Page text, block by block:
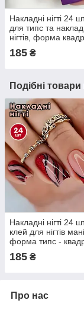
Накладні нігті 24
для типс та
нігтів, форма
185 ₴
Подібні товари
Накладні нігті 24
клей для нігтів
форма типс -
185 ₴
Про нас